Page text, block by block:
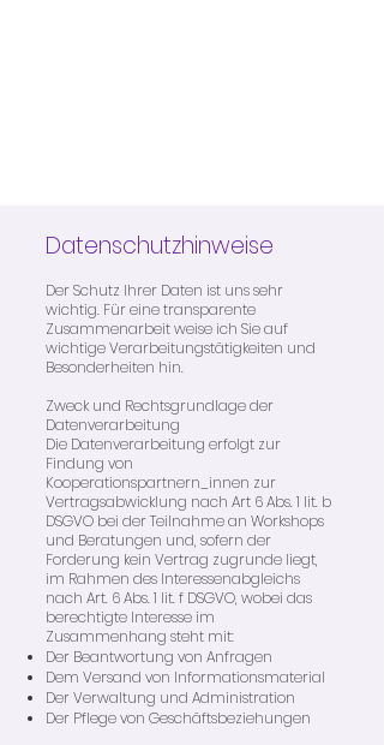
Datenschutzhinweise
Der Schutz Ihrer Daten ist uns sehr
wichtig. Für eine transparente
Zusammenarbeit weise ich Sie auf
wichtige Verarbeitungstätigkeiten und
Besonderheiten hin.
Zweck und Rechtsgrundlage der
Datenverarbeitung
Die Datenverarbeitung erfolgt zur
Findung von
Kooperationspartnern_innen zur
Vertragsabwicklung nach Art 6 Abs. 1 lit. b
DSGVO bei der Teilnahme an Workshops
und Beratungen und, sofern der
Forderung kein Vertrag zugrunde liegt,
im Rahmen des Interessenabgleichs
nach Art. 6 Abs. 1 lit. f DSGVO, wobei das
berechtigte Interesse im
Zusammenhang steht mit:
Der Beantwortung von Anfragen
Dem Versand von Informationsmaterial
Der Verwaltung und Administration
Der Pflege von Geschäftsbeziehungen